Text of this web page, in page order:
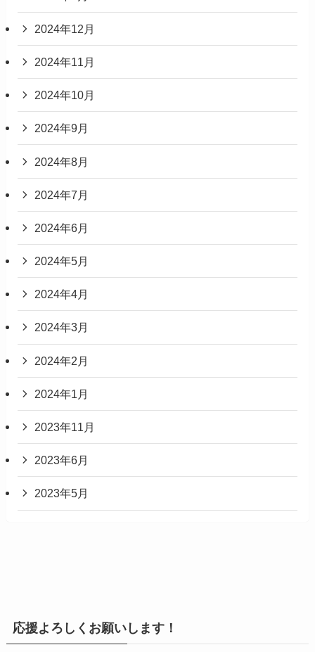
2024年12月
2024年11月
2024年10月
2024年9月
2024年8月
2024年7月
2024年6月
2024年5月
2024年4月
2024年3月
2024年2月
2024年1月
2023年11月
2023年6月
2023年5月
応援よろしくお願いします！